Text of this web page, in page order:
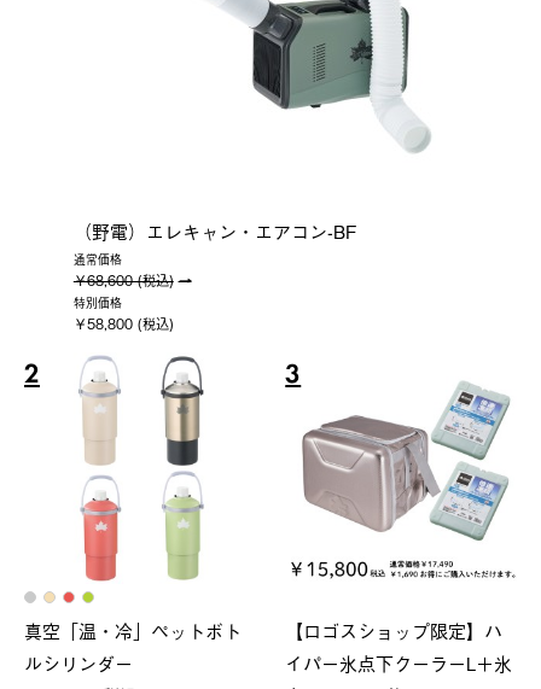
（野電）エレキャン・エアコン-BF
通常価格
￥68,600 (税込)
特別価格
￥58,800 (税込)
2
真空「温・冷」ペットボト
ルシリンダー
3
【ロゴスショップ限定】ハ
イパー氷点下クーラーL＋氷